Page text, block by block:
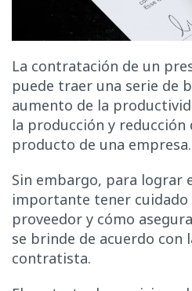
La contratación de un
puede traer una serie de
aumento de la
la producción y reducción
producto de una empresa.
Sin embargo, para lograr
importante tener cuidado
proveedor y cómo
se brinde de acuerdo con
contratista.